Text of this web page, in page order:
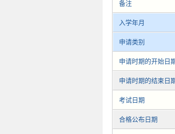
备注
入学年月
申请类别
申请时期的开始日
申请时期的结束日
考试日期
合格公布日期